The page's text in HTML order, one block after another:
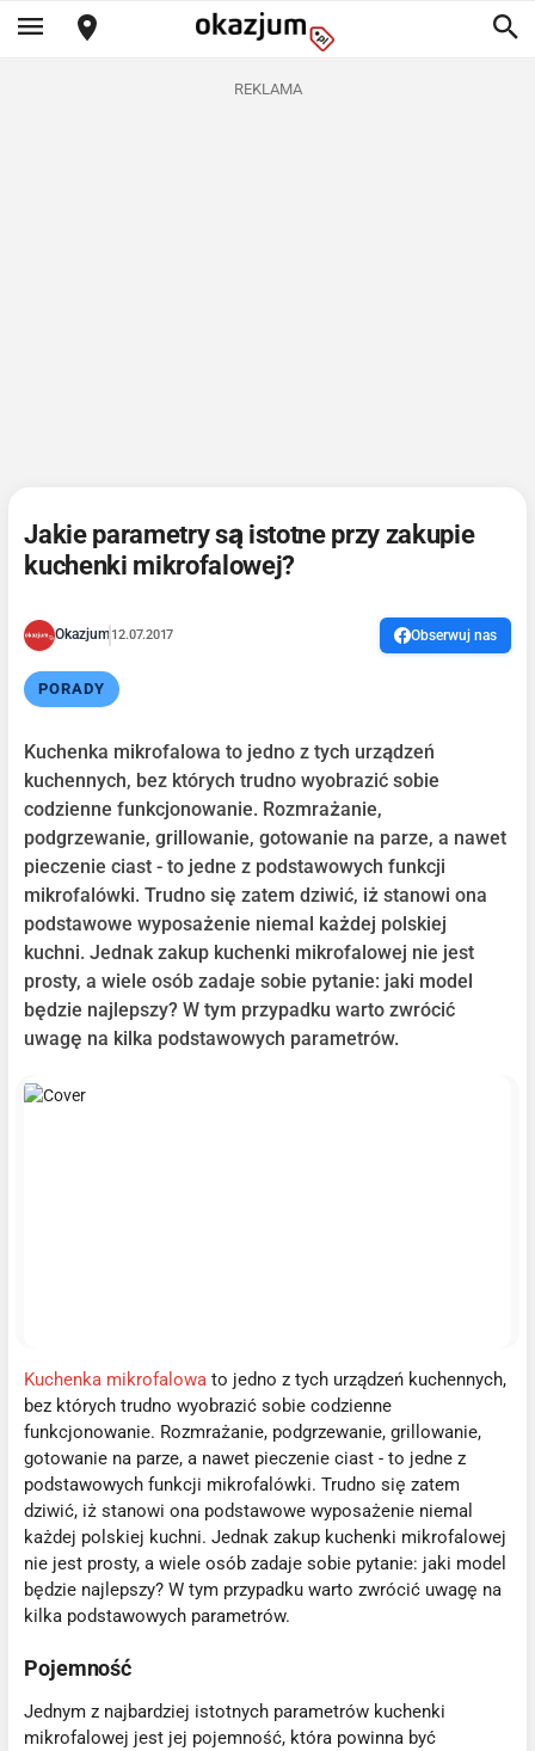
REKLAMA
Jakie parametry są istotne przy zakupie
kuchenki mikrofalowej?
Okazjum 12.07.2017 Obserwuj nas
PORADY
Kuchenka mikrofalowa to jedno z tych urządzeń
kuchennych, bez których trudno wyobrazić sobie
codzienne funkcjonowanie. Rozmrażanie,
podgrzewanie, grillowanie, gotowanie na parze, a nawet
pieczenie ciast - to jedne z podstawowych funkcji
mikrofalówki. Trudno się zatem dziwić, iż stanowi ona
podstawowe wyposażenie niemal każdej polskiej
kuchni. Jednak zakup kuchenki mikrofalowej nie jest
prosty, a wiele osób zadaje sobie pytanie: jaki model
będzie najlepszy? W tym przypadku warto zwrócić
uwagę na kilka podstawowych parametrów.
Kuchenka mikrofalowa to jedno z tych urządzeń kuchennych,
bez których trudno wyobrazić sobie codzienne
funkcjonowanie. Rozmrażanie, podgrzewanie, grillowanie,
gotowanie na parze, a nawet pieczenie ciast - to jedne z
podstawowych funkcji mikrofalówki. Trudno się zatem
dziwić, iż stanowi ona podstawowe wyposażenie niemal
każdej polskiej kuchni. Jednak zakup kuchenki mikrofalowej
nie jest prosty, a wiele osób zadaje sobie pytanie: jaki model
będzie najlepszy? W tym przypadku warto zwrócić uwagę na
kilka podstawowych parametrów.
Pojemność
Jednym z najbardziej istotnych parametrów kuchenki
mikrofalowej jest jej pojemność, która powinna być